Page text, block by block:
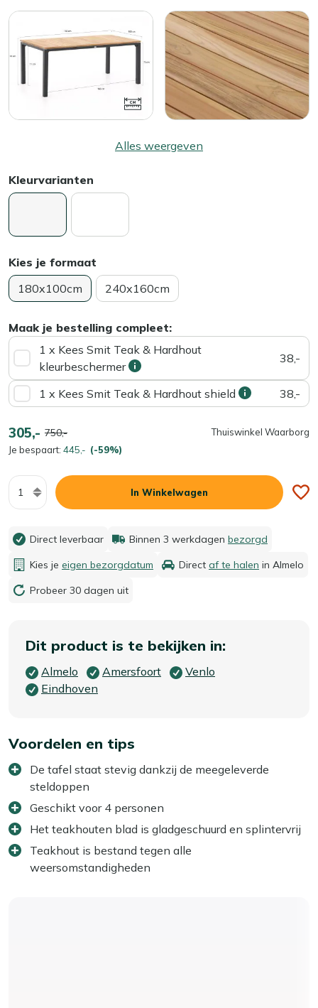
Alles weergeven
Kleurvarianten
Kies je formaat
180x100cm
240x160cm
Maak je bestelling compleet:
1 x Kees Smit Teak & Hardhout
kleurbeschermer
38,-
1 x Kees Smit Teak & Hardhout shield 38,-
305,- 750,-
Je bespaart: 445,- (-59%)
Thuiswinkel Waarborg
Aantal
In Winkelwagen
Direct leverbaar Binnen 3 werkdagen bezorgd
Kies je eigen bezorgdatum Direct af te halen in Almelo
Probeer 30 dagen uit
Dit product is te bekijken in:
Almelo Amersfoort
Venlo
Eindhoven
Voordelen en tips
De tafel staat stevig dankzij de meegeleverde
steldoppen
Geschikt voor 4 personen
Het teakhouten blad is gladgeschuurd en splintervrij
Teakhout is bestand tegen alle
weersomstandigheden